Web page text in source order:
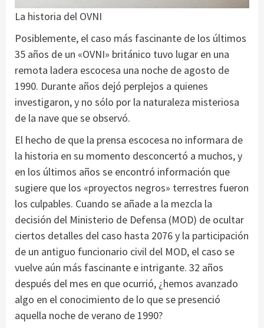
La historia del OVNI
Posiblemente, el caso más fascinante de los últimos
35 años de un «OVNI» británico tuvo lugar en una
remota ladera escocesa una noche de agosto de
1990. Durante años dejó perplejos a quienes
investigaron, y no sólo por la naturaleza misteriosa
de la nave que se observó.
El hecho de que la prensa escocesa no informara de
la historia en su momento desconcertó a muchos, y
en los últimos años se encontró información que
sugiere que los «proyectos negros» terrestres fueron
los culpables. Cuando se añade a la mezcla la
decisión del Ministerio de Defensa (MOD) de ocultar
ciertos detalles del caso hasta 2076 y la participación
de un antiguo funcionario civil del MOD, el caso se
vuelve aún más fascinante e intrigante. 32 años
después del mes en que ocurrió, ¿hemos avanzado
algo en el conocimiento de lo que se presenció
aquella noche de verano de 1990?